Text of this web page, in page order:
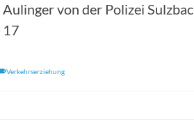
Aulinger von der Polizei
17
Verkehrserziehung